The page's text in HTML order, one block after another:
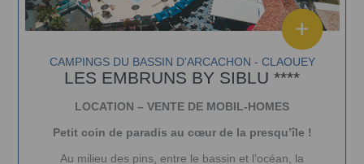
CAMPINGS DU BASSIN D'ARCACHON - CLAOUEY
LES EMBRUNS BY SIBLU ****
LOCATION – VENTE DE MOBIL-HOMES
Petit coin de paradis au cœur de la presqu’île !
Au milieu des pins, entre le bassin et l’océan, la